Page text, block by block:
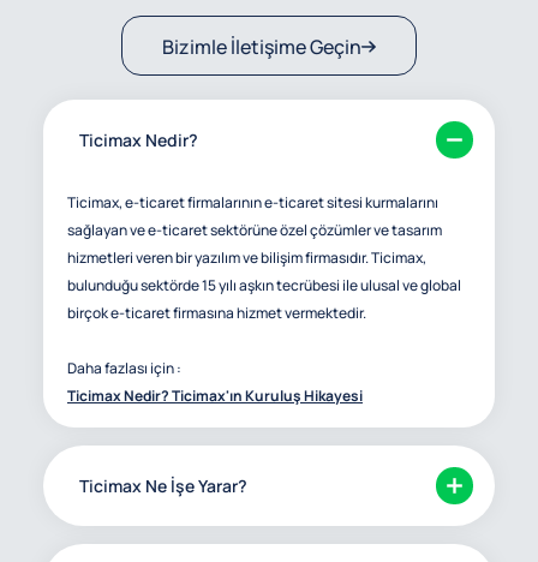
Bizimle İletişime Geçin
Ticimax Nedir?
Ticimax, e-ticaret firmalarının e-ticaret sitesi kurmalarını
sağlayan ve e-ticaret sektörüne özel çözümler ve tasarım
hizmetleri veren bir yazılım ve bilişim firmasıdır. Ticimax,
bulunduğu sektörde 15 yılı aşkın tecrübesi ile ulusal ve global
birçok e-ticaret firmasına hizmet vermektedir.
Daha fazlası için :
Ticimax Nedir? Ticimax'ın Kuruluş Hikayesi
Ticimax Ne İşe Yarar?